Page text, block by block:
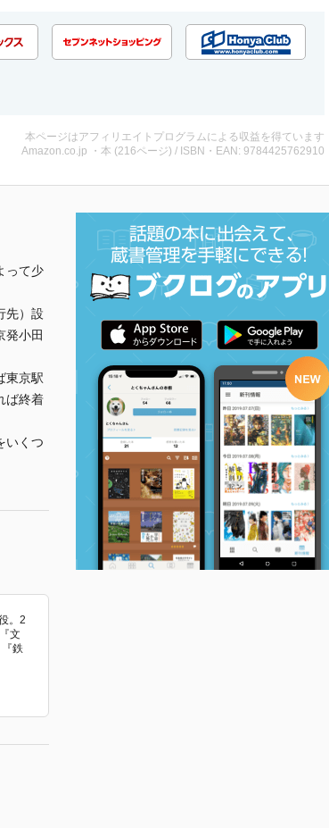
本ページはアフィリエイトプログラムによる収益を得ています
Amazon.co.jp ・本 (216ページ) / ISBN・EAN: 9784425762910
って少
先）設
発小田
東京駅
ば終着
いくつ
。2
文
鉄